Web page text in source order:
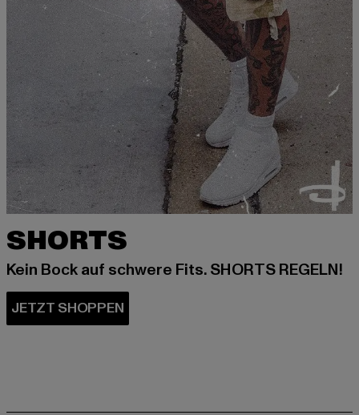
SHORTS
Kein Bock auf schwere Fits. SHORTS REGELN!